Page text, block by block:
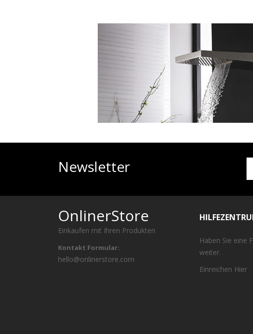
Newsletter
OnlinerStore
Einkaufen mit Ihren Produkten
Kontakt Formular:
hello@onlinerstore.com
Haben Sie eine
weiter.
Einreichen Hier